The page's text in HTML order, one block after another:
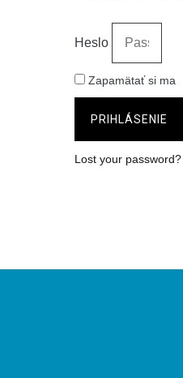
Heslo
Zapamätať si ma
PRIHLÁSENIE
Lost your password?